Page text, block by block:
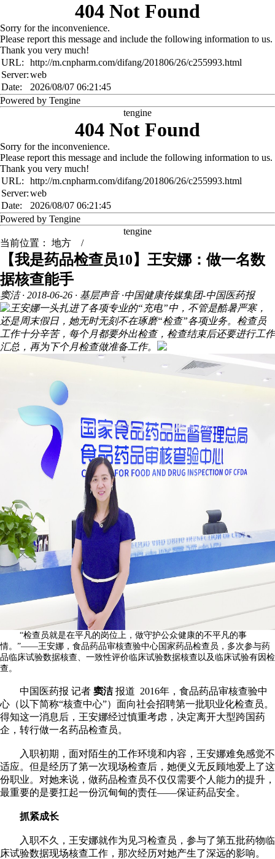
404 Not Found
Sorry for the inconvenience.
Please report this message and include the following information to us.
Thank you very much!
URL:
http://m.cnpharm.com/difang/201806/26/c255993.html
Server:web
Date:
2026/08/07 06:21:45
Powered by Tengine
tengine
404 Not Found
Sorry for the inconvenience.
Please report this message and include the following information to us.
Thank you very much!
URL:
http://m.cnpharm.com/difang/201806/26/c255993.html
Server:web
Date:
2026/08/07 06:21:45
Powered by Tengine
tengine
当前位置： 地方 /
【我是药品检查员10】王安娜：做一名数
据核查能手
窦洁· 2018-06-26 · 基层声音 ·中国健康传媒集团-中国医药报
王安娜一头扎进了各项专业的“充电”中，不管是酷暑严寒，
还是周末假日，她无时无刻不在琢磨“检查”各项业务。检查员
工作十分辛苦，每个月都要外出检查，检查结束后还要进行工作
汇总，再为下个月检查做准备工作。
“检查员就是在平凡的岗位上，做守护公众健康的不平凡的事
情。”——王安娜，食品药品审核查验中心国家药品检查员，多次参与药
品临床试验数据核查、一致性评价临床试验数据核查以及临床试验有因检
查。
中国医药报 记者 窦洁报道 2016年，食品药品审核查验中
心（以下简称“核查中心”）面向社会招聘第一批职业化检查员。
得知这一消息后，王安娜经过慎重考虑，决定离开大型跨国药
企，转行做一名药品检查员。
入职初期，面对陌生的工作环境和内容，王安娜难免感觉不
适应。但是经历了第一次现场检查后，她便义无反顾地爱上了这
份职业。对她来说，做药品检查员不仅仅需要个人能力的提升，
最重要的是要扛起一份沉甸甸的责任——保证药品安全。
抓紧成长
入职不久，王安娜就作为见习检查员，参与了第五批药物临
床试验数据现场核查工作，那次经历对她产生了深远的影响。